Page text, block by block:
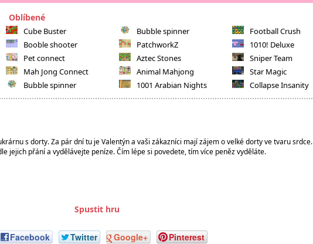
Oblíbené
Cube Buster
Booble shooter
Pet connect
Mah Jong Connect
Bubble spinner
Bubble spinner
PatchworkZ
Aztec Stones
Animal Mahjong
1001 Arabian Nights
Football Crush
1010! Deluxe
Sniper Team
Star Magic
Collapse Insanity
s dorty. Za pár dní tu je Valentýn a vaši zákazníci mají zájem o velké dorty ve tvaru srdce.
jejich přání a vydělávejte peníze. Čím lépe si povedete, tím více peněz vyděláte.
Spustit hru
Facebook Twitter Google+ Pinterest